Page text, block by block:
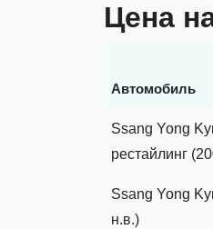
Цена
Автомобиль
Ssang Yong
рестайлинг
Ssang Yong
н.в.)